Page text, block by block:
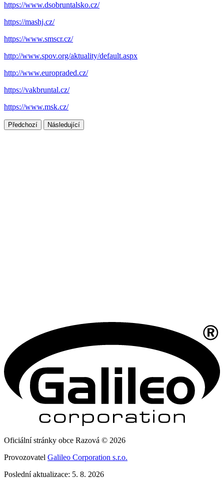
https://www.dsobruntalsko.cz/
https://mashj.cz/
https://www.smscr.cz/
http://www.spov.org/aktuality/default.aspx
http://www.europraded.cz/
https://vakbruntal.cz/
https://www.msk.cz/
Předchozí Následující
Oficiální stránky obce Razová © 2026
Provozovatel Galileo Corporation s.r.o.
Poslední aktualizace: 5. 8. 2026